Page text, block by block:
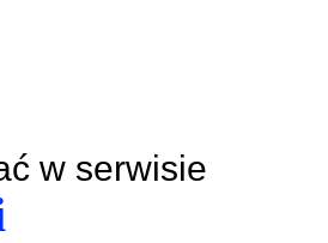
w serwisie